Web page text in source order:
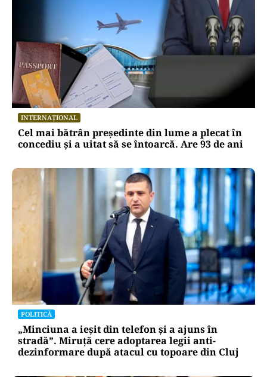
INTERNAȚIONAL
Cel mai bătrân președinte din lume a plecat în
concediu și a uitat să se întoarcă. Are 93 de ani
POLITICĂ
„Minciuna a ieșit din telefon și a ajuns în
stradă”. Miruță cere adoptarea legii anti-
dezinformare după atacul cu topoare din Cluj